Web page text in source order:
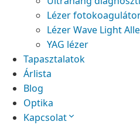
Lézer
Lézer Wave Light
YAG lézer
Tapasztalatok
Árlista
Blog
Optika
Kapcsolat